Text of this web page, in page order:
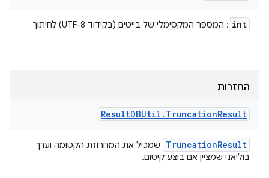
int : המספר המקסימלי של בייטים (בקידוד UTF-8) לחיתוך
החזרות
ResultDBUtil . TruncationResult
TruncationResult
שמכיל את המחרוזת הקטומה וערך
בוליאני שמציין אם בוצע קיטום.